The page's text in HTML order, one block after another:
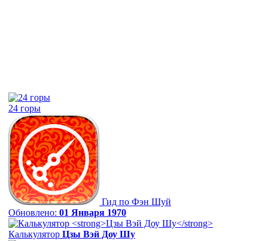
24 горы
Гид по Фэн Шуй
Обновлено: 01 Января 1970
Калькулятор Цзы Вэй Доу Шу